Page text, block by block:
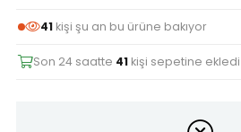
41 kişi şu an bu ürüne bakıyor
Son 24 saatte 41 kişi sepetine ekledi